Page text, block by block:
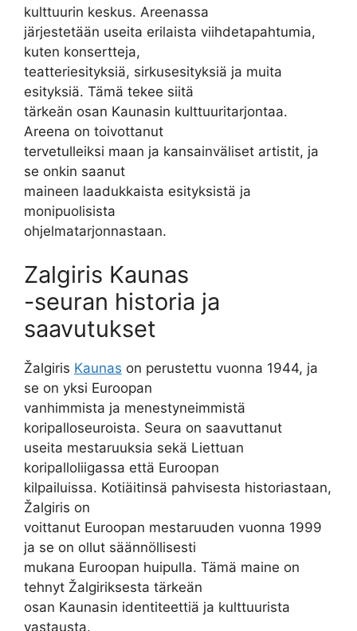
kulttuurin keskus. Areenassa
järjestetään useita erilaista viihdetapahtumia,
kuten konsertteja,
teatteriesityksiä, sirkusesityksiä ja muita
esityksiä. Tämä tekee siitä
tärkeän osan Kaunasin kulttuuritarjontaa.
Areena on toivottanut
tervetulleiksi maan ja kansainväliset artistit, ja
se onkin saanut
maineen laadukkaista esityksistä ja
monipuolisista
ohjelmatarjonnastaan.
Zalgiris Kaunas
-seuran historia ja
saavutukset
Žalgiris Kaunas on perustettu vuonna 1944, ja
se on yksi Euroopan
vanhimmista ja menestyneimmistä
koripalloseuroista. Seura on saavuttanut
useita mestaruuksia sekä Liettuan
koripalloliigassa että Euroopan
kilpailuissa. Kotiäitinsä pahvisesta historiastaan,
Žalgiris on
voittanut Euroopan mestaruuden vuonna 1999
ja se on ollut säännöllisesti
mukana Euroopan huipulla. Tämä maine on
tehnyt Žalgiriksesta tärkeän
osan Kaunasin identiteettiä ja kulttuurista
vastausta.